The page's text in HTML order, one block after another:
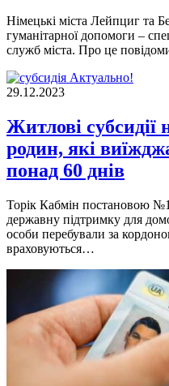
Нiмецькi мiста Лейпциг та
гуманiтарної допомоги –
служб мiста. Про це
Актуально!
29.12.2023
Житлові
родин, які
понад 60 днів
Торік Кабмін постановою
державну підтримку для
особи перебували за
враховуються…